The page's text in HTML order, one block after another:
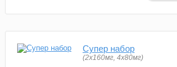
Супер набор
(2х160мг, 4х80мг)